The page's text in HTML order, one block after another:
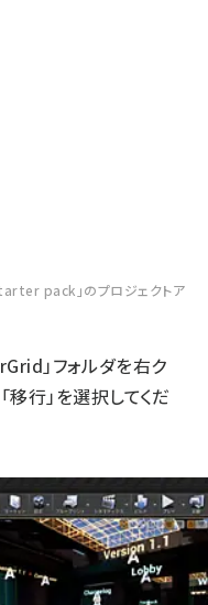
pack」のプロジェクトア
」フォルダを右ク
移行」を選択してくだ